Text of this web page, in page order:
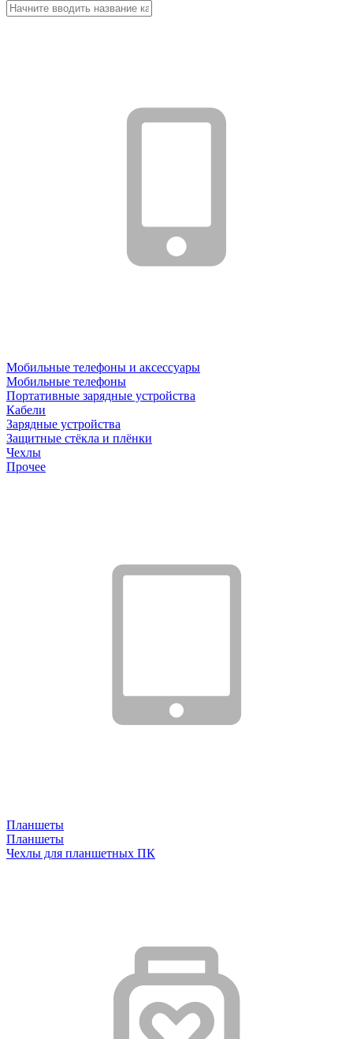
Мобильные телефоны и аксессуары
Мобильные телефоны
Портативные зарядные устройства
Кабели
Зарядные устройства
Защитные стёкла и плёнки
Чехлы
Прочее
Планшеты
Планшеты
Чехлы для планшетных ПК